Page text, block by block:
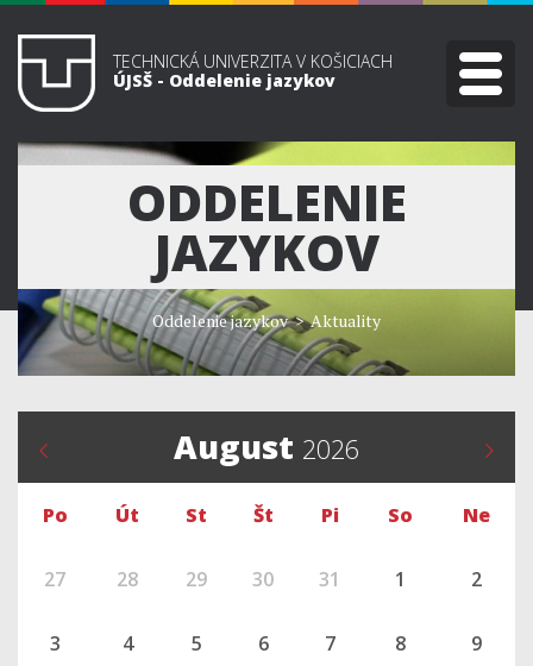
TECHNICKÁ UNIVERZITA V KOŠICIACH
ÚJSŠ - Oddelenie jazykov
ODDELENIE
JAZYKOV
Oddelenie jazykov> Aktuality
August 2026
Po Út St Št Pi So Ne
27 28 29 30 31 1 2
3 4 5 6 7 8 9